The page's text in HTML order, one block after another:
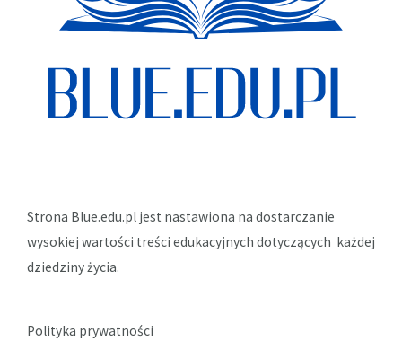
Strona Blue.edu.pl jest nastawiona na dostarczanie
wysokiej wartości treści edukacyjnych dotyczących każdej
dziedziny życia.
Polityka prywatności